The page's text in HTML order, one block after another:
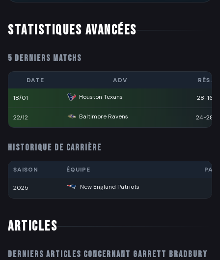
STATISTIQUES AVANCÉES
5 DERNIERS MATCHS
DATE ADV RÉS.
18/01 Houston Texans 28-16
22/12 Baltimore Ravens 24-28
HISTORIQUE DE CARRIÈRE
SAISON ÉQUIPE
2025 New England Patriots
ARTICLES
Derniers articles concernant Garrett Bradbury